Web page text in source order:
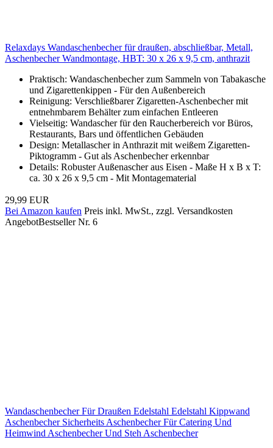
Relaxdays Wandaschenbecher für draußen, abschließbar, Metall,
Aschenbecher Wandmontage, HBT: 30 x 26 x 9,5 cm, anthrazit
Praktisch: Wandaschenbecher zum Sammeln von Tabakasche
und Zigarettenkippen - Für den Außenbereich
Reinigung: Verschließbarer Zigaretten-Aschenbecher mit
entnehmbarem Behälter zum einfachen Entleeren
Vielseitig: Wandascher für den Raucherbereich vor Büros,
Restaurants, Bars und öffentlichen Gebäuden
Design: Metallascher in Anthrazit mit weißem Zigaretten-
Piktogramm - Gut als Aschenbecher erkennbar
Details: Robuster Außenascher aus Eisen - Maße H x B x T:
ca. 30 x 26 x 9,5 cm - Mit Montagematerial
29,99 EUR
Bei Amazon kaufen Preis inkl. MwSt., zzgl. Versandkosten
AngebotBestseller Nr. 6
Wandaschenbecher Für Draußen Edelstahl Edelstahl Kippwand
Aschenbecher Sicherheits Aschenbecher Für Catering Und
Heimwind Aschenbecher Und Steh Aschenbecher